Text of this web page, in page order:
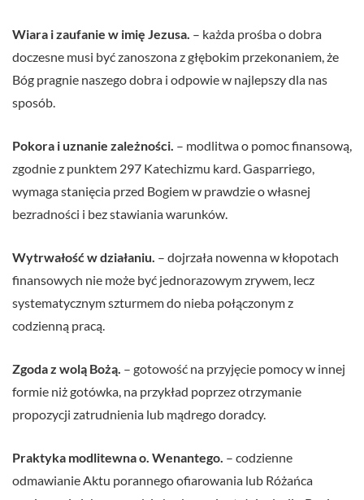
Wiara i zaufanie w imię Jezusa. – każda prośba o dobra
doczesne musi być zanoszona z głębokim przekonaniem, że
Bóg pragnie naszego dobra i odpowie w najlepszy dla nas
sposób.
Pokora i uznanie zależności. – modlitwa o pomoc finansową,
zgodnie z punktem 297 Katechizmu kard. Gasparriego,
wymaga stanięcia przed Bogiem w prawdzie o własnej
bezradności i bez stawiania warunków.
Wytrwałość w działaniu. – dojrzała nowenna w kłopotach
finansowych nie może być jednorazowym zrywem, lecz
systematycznym szturmem do nieba połączonym z
codzienną pracą.
Zgoda z wolą Bożą. – gotowość na przyjęcie pomocy w innej
formie niż gotówka, na przykład poprzez otrzymanie
propozycji zatrudnienia lub mądrego doradcy.
Praktyka modlitewna o. Wenantego. – codzienne
odmawianie Aktu porannego ofiarowania lub Różańca